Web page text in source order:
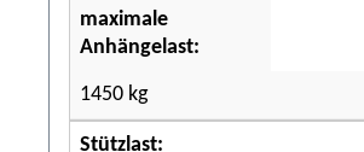
maximale
Anhängelast:
1450 kg
Stützlast: